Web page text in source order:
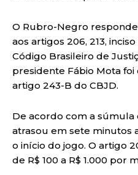
O Rubro-Negro
aos artigos 206, 213, inciso
Código Brasileiro de
presidente Fábio Mota
artigo 243-B do CBJD.
De acordo com a súmula
atrasou em sete minutos
o início do jogo. O artigo
de R$ 100 a R$ 1.000 por